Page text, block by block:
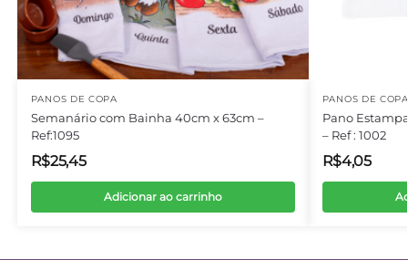
PANOS DE COPA
Semanário com Bainha 40cm x 63cm –
Ref:1095
R$25,45
Adicionar ao carrinho
PANOS DE COPA
Pano
– Ref : 1002
R$4,05